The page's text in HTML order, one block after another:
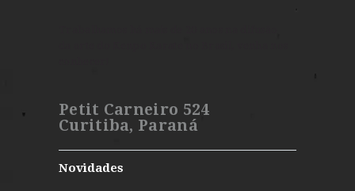
Petit Carneiro 524
Curitiba, Paraná
Novidades